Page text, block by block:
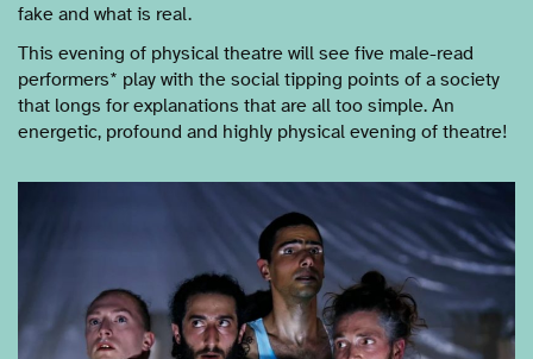
fake and what is real.
This evening of physical theatre will see five male-read
performers* play with the social tipping points of a society
that longs for explanations that are all too simple. An
energetic, profound and highly physical evening of theatre!